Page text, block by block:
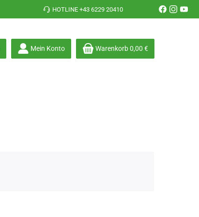
HOTLINE +43 6229 20410
Mein Konto Warenkorb0,00 €